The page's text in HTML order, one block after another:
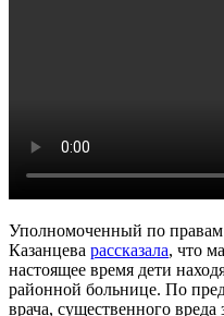
Уполномоченный по правам
Казанцева рассказала, что
настоящее время дети
районной больнице. По
врача, существенного